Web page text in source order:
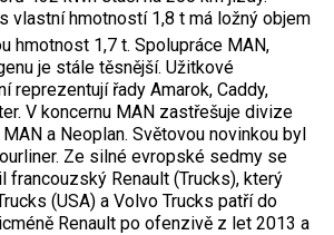
vlastní hmotností 1,8 t má ložný objem
hmotnost 1,7 t. Spolupráce MAN,
je stále těsnější. Užitkové
reprezentují řady Amarok, Caddy,
V koncernu MAN zastřešuje divize
a Neoplan. Světovou novinkou byl
Ze silné evropské sedmy se
francouzský Renault (Trucks), který
(USA) a Volvo Trucks patří do
Renault po ofenzivě z let 2013 a